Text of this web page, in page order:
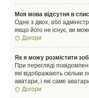
Моя мова відсутня в
Одне з двох, або
якщо його не існує, ви
Догори
Як я можу розмістити
При перегляді
які відображають
аватари, і які саме
Догори